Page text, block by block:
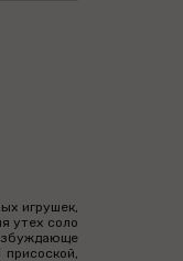
игрушек,
утех соло